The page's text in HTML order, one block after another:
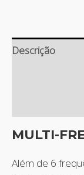
Descrição
MULTI-
Além de 6